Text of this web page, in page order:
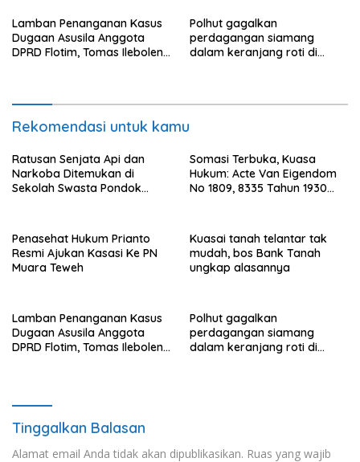
Lamban Penanganan Kasus
Dugaan Asusila Anggota
DPRD Flotim, Tomas Ileboleng
Polhut gagalkan
perdagangan siamang
dalam keranjang roti di
Rekomendasi untuk kamu
Ratusan Senjata Api dan
Narkoba Ditemukan di
Sekolah Swasta Pondok
Somasi Terbuka, Kuasa
Hukum: Acte Van Eigendom
No 1809, 8335 Tahun 1930
Saamah
Penasehat Hukum Prianto
Resmi Ajukan Kasasi Ke PN
Muara Teweh
Kuasai tanah telantar tak
mudah, bos Bank Tanah
ungkap alasannya
Lamban Penanganan Kasus
Dugaan Asusila Anggota
DPRD Flotim, Tomas Ileboleng
Polhut gagalkan
perdagangan siamang
dalam keranjang roti di
Tinggalkan Balasan
Alamat email Anda tidak akan dipublikasikan. Ruas yang wajib